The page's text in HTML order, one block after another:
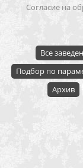
Согласие на
Все
Подбор по
Архив